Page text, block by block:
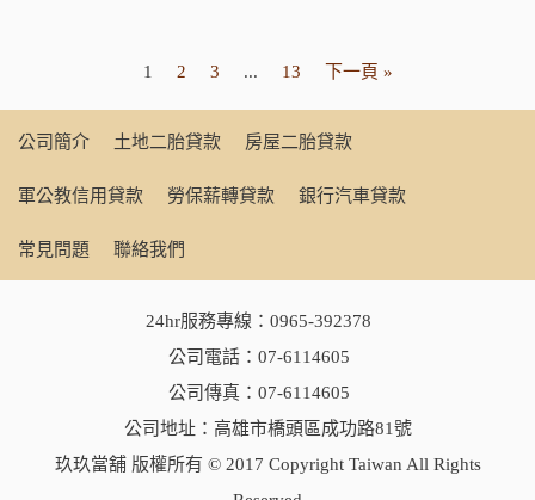
1 2 3 ... 13 下一頁 »
公司簡介 土地二胎貸款 房屋二胎貸款
軍公教信用貸款 勞保薪轉貸款 銀行汽車貸款
常見問題 聯絡我們
24hr服務專線： 0965-392378
公司電話： 07-6114605
公司傳真：07-6114605
公司地址：高雄市橋頭區成功路81號
玖玖當舖 版權所有 © 2017 Copyright Taiwan All Rights